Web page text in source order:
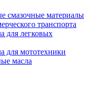
смазочные материалы
транспорта
для легковых
для мототехники
масла